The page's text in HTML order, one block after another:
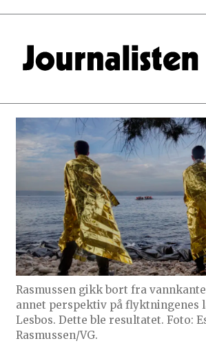
Rasmussen gikk bort fra
annet perspektiv på flyktningenes
Lesbos. Dette ble resultatet. Foto:
Rasmussen/VG.